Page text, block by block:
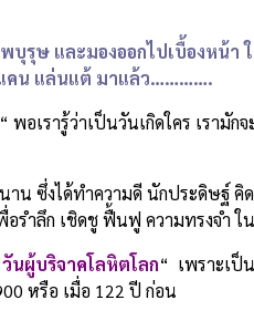
บุรุษ และมองออกไปเบื้องหน้า
แคน แล่นแต้ มาแล้ว………….
พอเรารู้ว่าเป็นวันเกิดใคร เรา
าน ซึ่งได้ทำความดี นักประดิษฐ์
รำลึก เชิดชู ฟื้นฟู ความทรงจำ
วันผู้บริจาคโลหิตโลก“ เพราะเป็
หรือ เมื่อ 122 ปี ก่อน